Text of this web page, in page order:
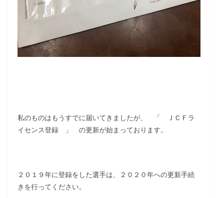
私のものはもうすでに届いてきましたが、 「 ＪＣＦラ
イセンス登録 」 の更新が始まっております。
２０１９年に登録をした選手は、２０２０年への更新手続
きを行ってください。